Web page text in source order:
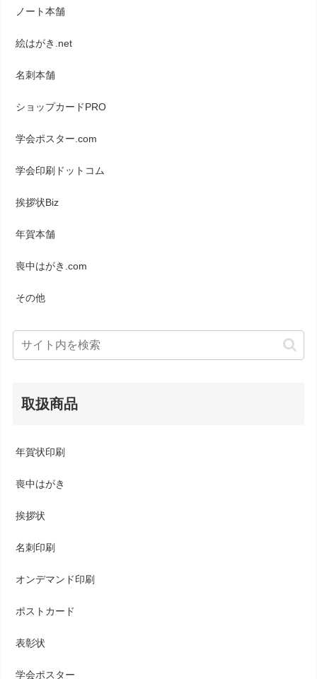
ノート本舗
絵はがき.net
名刺本舗
ショップカードPRO
学会ポスター.com
学会印刷ドットコム
挨拶状Biz
年賀本舗
喪中はがき.com
その他
取扱商品
年賀状印刷
喪中はがき
挨拶状
名刺印刷
オンデマンド印刷
ポストカード
表彰状
学会ポスター